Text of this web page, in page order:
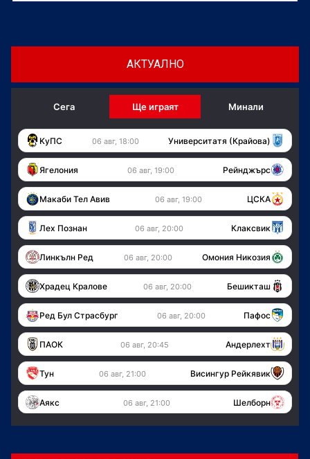
АКТУАЛНО
Сега Ще играят Минали
KуПС 06 авг, 18:00 Университатя (Крайова)
Ягелония 06 авг, 19:00 Рейнджърс
Макаби Тел Авив 06 авг, 19:00 ЦСКА
Лех Познан 06 авг, 20:00 Клаксвик
Линкълн Ред 06 авг, 20:00 Омония Никозия
Храдец Кралове 06 авг, 20:00 Бешикташ
Ред Бул Страсбург 06 авг, 20:00 Пафос
ПАОК 06 авг, 20:45 Андерлехт
Тун 06 авг, 21:00 Висингур Рейкявик
Аякс 06 авг, 21:00 Шелборн